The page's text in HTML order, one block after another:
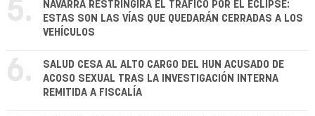
5.
NAVARRA RESTRINGIRÁ EL TRÁFICO POR EL ECLIPSE:
ESTAS SON LAS VÍAS QUE QUEDARÁN CERRADAS A LOS
VEHÍCULOS
6.
SALUD CESA AL ALTO CARGO DEL HUN ACUSADO DE
ACOSO SEXUAL TRAS LA INVESTIGACIÓN INTERNA
REMITIDA A FISCALÍA